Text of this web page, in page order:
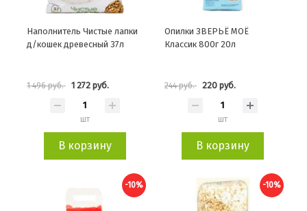
Наполнитель Чистые лапки
д/кошек древесный 37л
1 496 руб. 1 272 руб.
шт
В корзину
Опилки ЗВЕРЬЁ МОЁ
Классик 800г 20л
244 руб. 220 руб.
шт
В корзину
-10% -10%